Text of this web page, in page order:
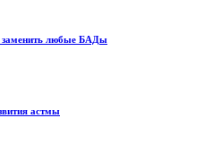
заменить любые БАДы
астмы